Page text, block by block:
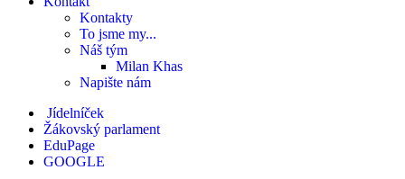
Kontakty
To jsme my...
Náš tým
Milan Khas
Napište nám
Jídelníček
Žákovský parlament
EduPage
GOOGLE